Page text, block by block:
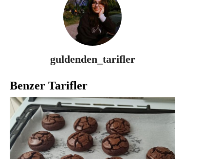
guldenden_tarifler
Benzer Tarifler